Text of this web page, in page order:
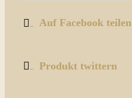
Auf Facebook teilen
Produkt twittern